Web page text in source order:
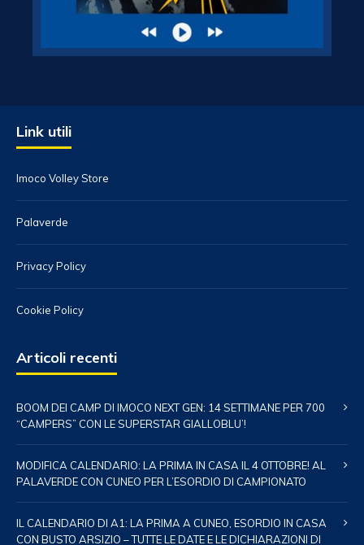
Link utili
Imoco Volley Store
Palaverde
Privacy Policy
Cookie Policy
Articoli recenti
BOOM DEI CAMP DI IMOCO NEXT GEN: 14 SETTIMANE PER 700
“CAMPERS” CON LE SUPERSTAR GIALLOBLU’!
MODIFICA CALENDARIO: LA PRIMA IN CASA IL 4 OTTOBRE! AL
PALAVERDE CON CUNEO PER L’ESORDIO DI CAMPIONATO
IL CALENDARIO DI A1: LA PRIMA A CUNEO, ESORDIO IN CASA
CON BUSTO ARSIZIO – TUTTE LE DATE E LE DICHIARAZIONI DI